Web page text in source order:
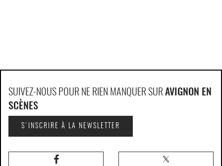
SUIVEZ-NOUS POUR NE RIEN MANQUER SUR AVIGNON EN
SCÈNES
S'INSCRIRE À LA NEWSLETTER